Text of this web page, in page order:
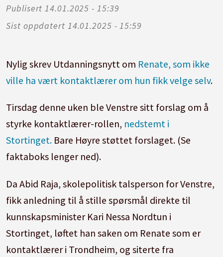
Publisert
14.01.2025 - 15:39
Sist oppdatert
14.01.2025 - 15:59
Nylig skrev Utdanningsnytt om Renate, som ikke
ville ha vært kontaktlærer om hun fikk velge selv.
Tirsdag denne uken ble Venstre sitt forslag om å
styrke kontaktlærer-rollen, nedstemt i
Stortinget. Bare Høyre støttet forslaget. (Se
faktaboks lenger ned).
Da Abid Raja, skolepolitisk talsperson for Venstre,
fikk anledning til å stille spørsmål direkte til
kunnskapsminister Kari Nessa Nordtun i
Stortinget, løftet han saken om Renate som er
kontaktlærer i Trondheim, og siterte fra